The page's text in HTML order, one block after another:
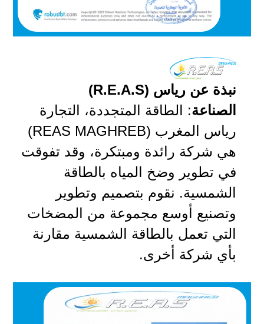
نبذة عن رياس (R.E.A.S)
الصناعة: الطاقة المتجددة، التجارة
رياس المغرب (REAS MAGHREB)
هي شركة رائدة ومبتكرة، وقد تفوقت
في تطوير وضخ المياه بالطاقة
الشمسية. نقوم بتصميم وتطوير
وتصنيع أوسع مجموعة من المضخات
التي تعمل بالطاقة الشمسية مقارنة
بأي شركة أخرى.